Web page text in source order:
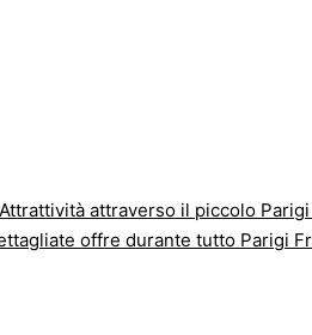
attraverso il piccolo Parigi barca verso il
offre durante tutto Parigi Francia Una vacanza